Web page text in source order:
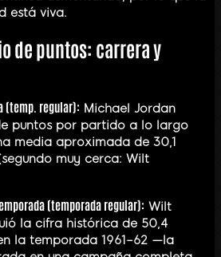
está viva.
de puntos: carrera y
(temp. regular): Michael Jordan
puntos por partido a lo largo
media aproximada de 30,1
muy cerca: Wilt
(temporada regular): Wilt
la cifra histórica de 50,4
la temporada 1961–62 —la